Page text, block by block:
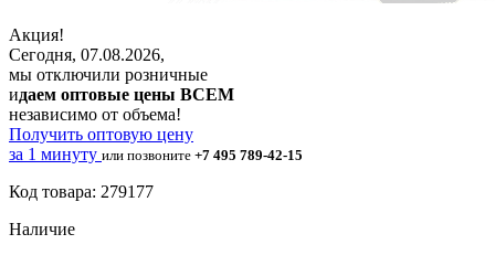
Акция!
Сегодня, 07.08.2026,
мы отключили розничные
идаем оптовые цены ВСЕМ
независимо от объема!
Получить оптовую цену
за 1 минуту или позвоните +7 495 789-42-15
Код товара: 279177
Наличие